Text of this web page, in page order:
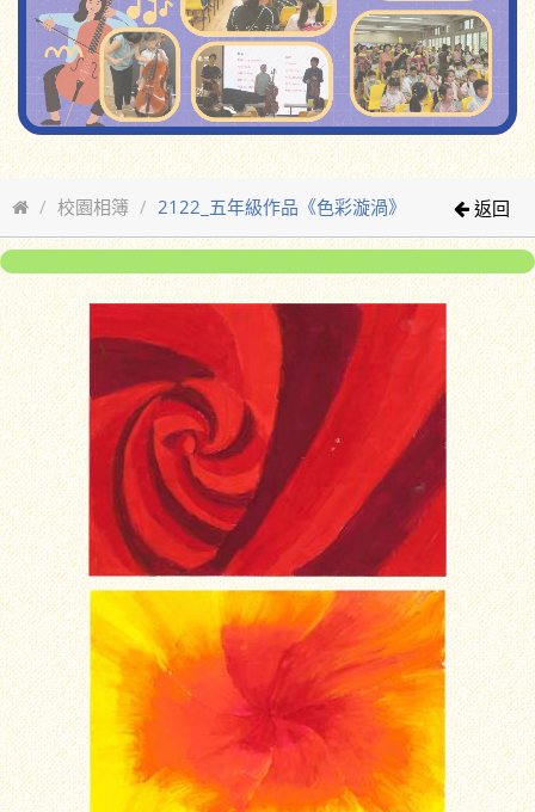
校園相簿 2122_五年級作品《色彩漩渦》 返回